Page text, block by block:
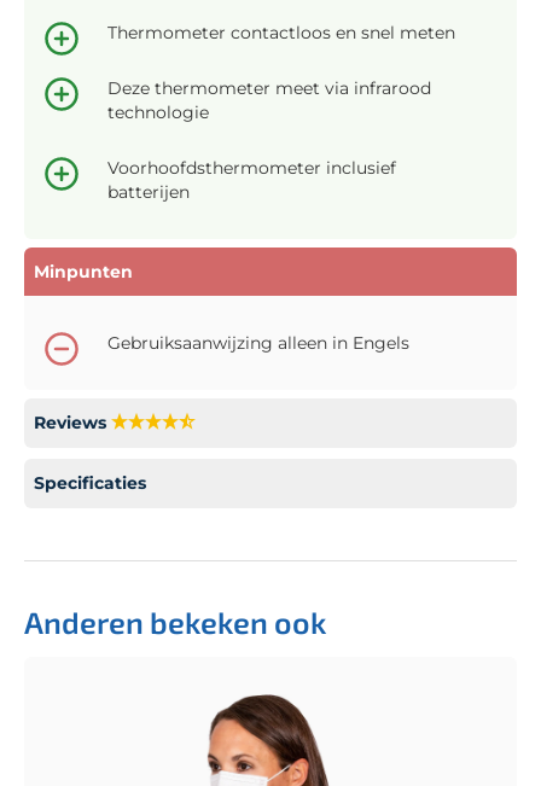
Thermometer contactloos en snel meten
Deze thermometer meet via infrarood
technologie
Voorhoofdsthermometer inclusief
batterijen
Minpunten
Gebruiksaanwijzing alleen in Engels
Reviews
Specificaties
Anderen bekeken ook